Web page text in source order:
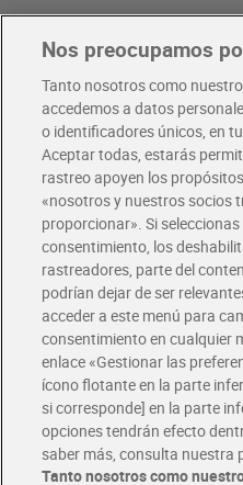
Pide hoy, recibe hoy
Envío gratis por compras
Envío estandar por 4,99€
Glovo y Uber Eats
Solicita tu factura de Glovo o
Únete al CLUB Dia
Disfruta las ventajas y ofertas
Descárgate la APP Dia
Folletos y Tiendas
Descubre las mejores ofertas y
Tarjeta MaX Dia
Nos preocupamos
Tanto nosotros como
accedemos a datos
o identificadores únicos, en
Aceptar todas, estarás
rastreo apoyen los
«nosotros y nuestros socios
proporcionar». Si
consentimiento, los
rastreadores, parte del
podrían dejar de ser
acceder a este menú para
consentimiento en cualquier
enlace «Gestionar las
ícono flotante en la parte
si corresponde] en la parte
opciones tendrán efecto
saber más, consulta nuestra
Tanto nosotros como